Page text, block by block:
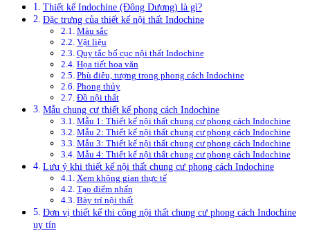
Thiết kế Indochine (Đông Dương) là gì?
Đặc trưng của thiết kế nội thất Indochine
Màu sắc
Vật liệu
Quy tắc bố cục nội thất Indochine
Họa tiết hoa văn
Phù điêu, tượng trong phong cách Indochine
Phong thủy
Đồ nội thất
Mẫu chung cư thiết kế phong cách Indochine
Mẫu 1: Thiết kế nội thất chung cư phong cách Indochine
Mẫu 2: Thiết kế nội thất chung cư phong cách Indochine
Mẫu 3: Thiết kế nội thất chung cư phong cách Indochine
Mẫu 4: Thiết kế nội thất chung cư phong cách Indochine
Lưu ý khi thiết kế nội thất chung cư phong cách Indochine
Xem không gian thực tế
Tạo điểm nhấn
Bày trí nội thất
Đơn vị thiết kế thi công nội thất chung cư phong cách Indochine
uy tín